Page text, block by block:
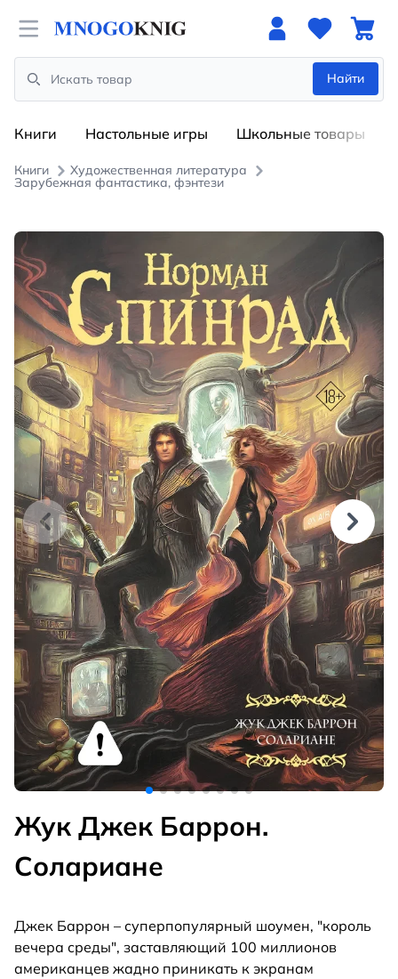
Open menu
Search
Найти
Книги Настольные игры Школьные товары
Книги Художественная литература
Зарубежная фантастика, фэнтези
Жук Джек Баррон.
Солариане
Джек Баррон – суперпопулярный шоумен, "король
вечера среды", заставляющий 100 миллионов
американцев жадно приникать к экранам